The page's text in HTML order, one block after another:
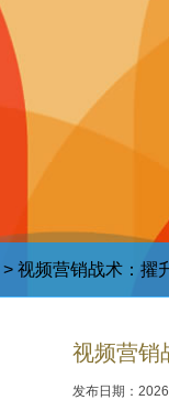
> 视频营销战术：擢
视频营销
发布日期：